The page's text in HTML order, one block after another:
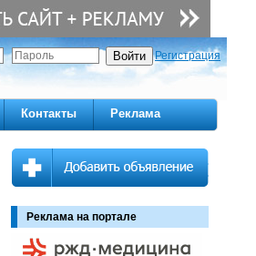
Регистрация
Контакты Реклама
Реклама на портале